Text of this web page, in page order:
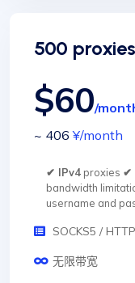
500
$60/
~ 406¥/month
✔ IPv4proxies ✔
bandwidth
username and
SOCKS5 /
无限带宽